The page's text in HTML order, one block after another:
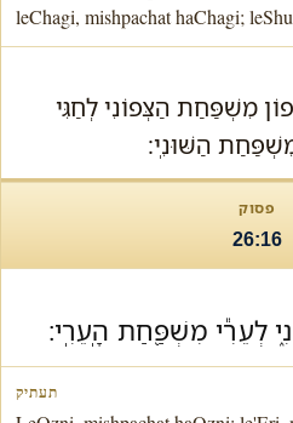
leChagi, mishpachat haChagi;
מִשְׁפַּחַת הַצְּפוֹנִי לְחַגִּי
הַשּׁוּנִֽי׃
26:16
לְעֵרִ֕י מִשְׁפַּ֖חַת הָֽעֵרִֽי׃